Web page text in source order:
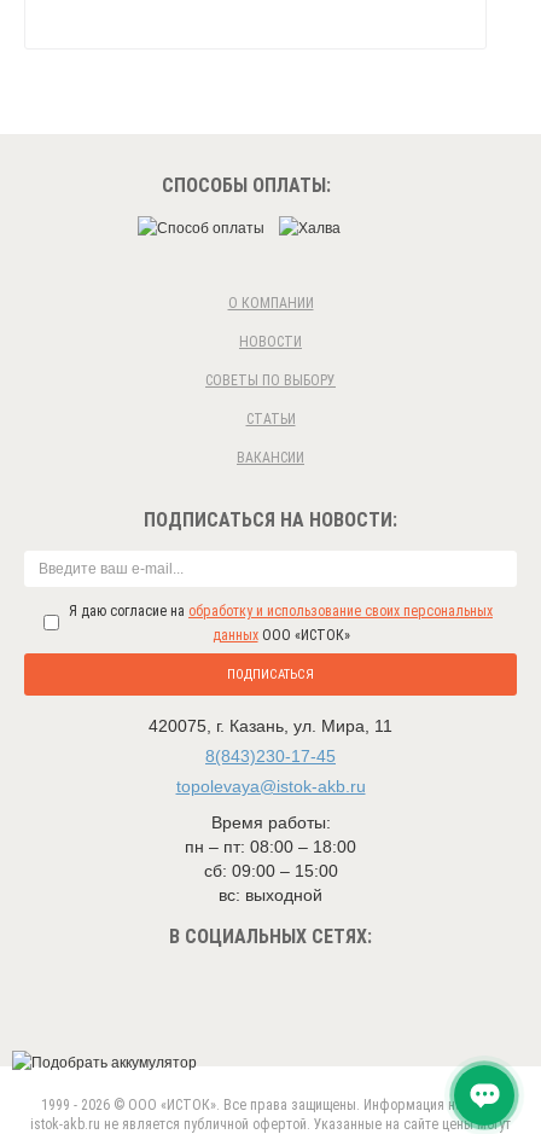
СПОСОБЫ ОПЛАТЫ:
О КОМПАНИИ
НОВОСТИ
СОВЕТЫ ПО ВЫБОРУ
СТАТЬИ
ВАКАНСИИ
ПОДПИСАТЬСЯ НА НОВОСТИ:
Я даю согласие на обработку и использование своих персональных
данныхООО «ИСТОК»
ПОДПИСАТЬСЯ
420075 г. Казань ул. Мира, 11
8(843)230-17-45
topolevaya@istok-akb.ru
Время работы:
пн – пт: 08:00 – 18:00
сб: 09:00 – 15:00
вс: выходной
В СОЦИАЛЬНЫХ СЕТЯХ:
1999 - 2026 © ООО «ИСТОК». Все права защищены. Информация на сайте
istok-akb.ru не является публичной офертой. Указанные на сайте цены могут